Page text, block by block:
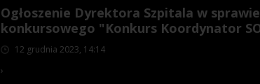
Ogłoszenie Dyrektora Szpitala w
konkursowego "Konkurs Koordynator
12 grudnia 2023, 14:14
›